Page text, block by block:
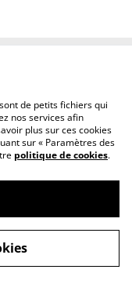
de cookies
Illustratrice
by
de petits fichiers qui
nos services afin
plus sur ces cookies
sur « Paramètres des
politique de cookies.